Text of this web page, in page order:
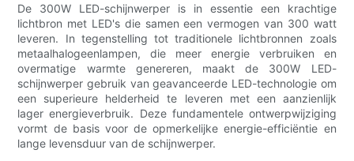
De 300W LED-schijnwerper is in essentie een krachtige
lichtbron met LED's die samen een vermogen van 300 watt
leveren. In tegenstelling tot traditionele lichtbronnen zoals
metaalhalogeenlampen, die meer energie verbruiken en
overmatige warmte genereren, maakt de 300W LED-
schijnwerper gebruik van geavanceerde LED-technologie om
een ​​superieure helderheid te leveren met een aanzienlijk
lager energieverbruik. Deze fundamentele ontwerpwijziging
vormt de basis voor de opmerkelijke energie-efficiëntie en
lange levensduur van de schijnwerper.